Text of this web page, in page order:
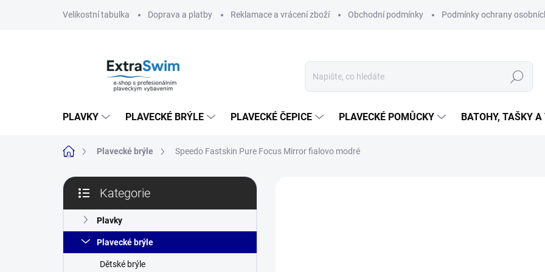
Velikostní tabulka Doprava a platby Reklamace a vrácení zboží Obchodní podmínky Podmínky ochrany
Hledat
PLAVKY PLAVECKÉ BRÝLE PLAVECKÉ ČEPICE PLAVECKÉ POMŮCKY BATOHY, TAŠKY A
Domů Plavecké brýle Speedo Fastskin Pure Focus Mirror fialovo modré
P
s
r
a
kategorie
Kategorie
Plavky
Plavecké brýle
Dětské brýle